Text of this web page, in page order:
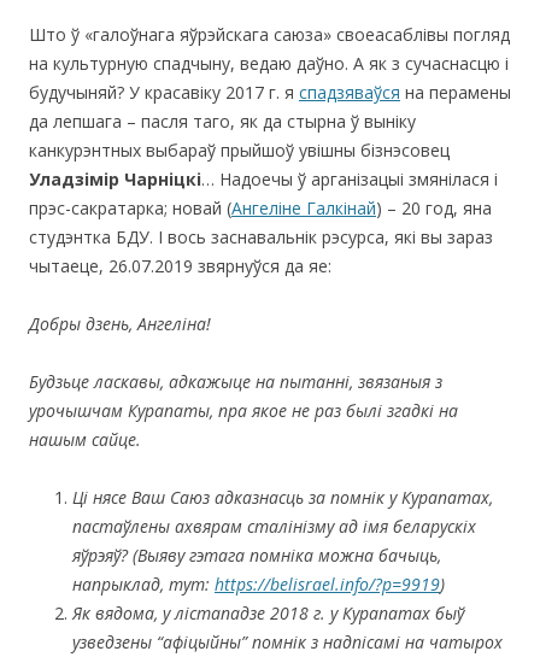
Што ў «галоўнага яўрэйскага саюза» своеасаблівы погляд
на культурную спадчыну, ведаю даўно. А як з сучаснасцю і
будучыняй? У красавіку 2017 г. я спадзяваўся на перамены
да лепшага – пасля таго, як да стырна ў выніку
канкурэнтных выбараў прыйшоў увішны бізнэсовец
Уладзімір Чарніцкі… Надоечы ў арганізацыі змянілася і
прэс-сакратарка; новай (Ангеліне Галкінай) – 20 год, яна
студэнтка БДУ. І вось заснавальнік рэсурса, які вы зараз
чытаеце, 26.07.2019 звярнуўся да яе:
Добры дзень, Ангеліна!
Будзьце ласкавы, адкажыце на пытанні, звязаныя з
урочышчам Курапаты, пра якое не раз былі згадкі на
нашым сайце.
Ці нясе Ваш Саюз адказнасць за помнік у Курапатах,
пастаўлены ахвярам сталінізму ад імя беларускіх
яўрэяў? (Выяву гэтага помніка можна бачыць,
напрыклад, тут: https://belisrael.info/?p=9919)
Як вядома, у лістападзе 2018 г. у Курапатах быў
узведзены “афіцыйны” помнік з надпісамі на чатырох